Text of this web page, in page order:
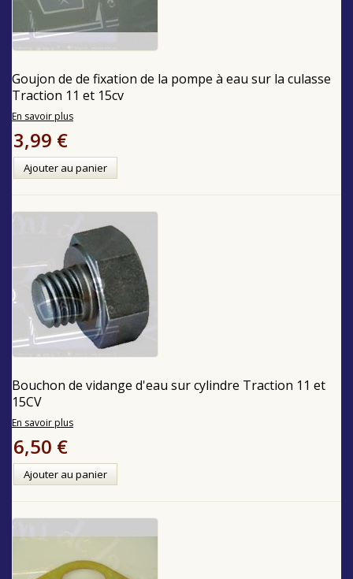
Goujon de de fixation de la pompe à eau sur la culasse
Traction 11 et 15cv
En savoir plus
3,99 €
Ajouter au panier
Bouchon de vidange d'eau sur cylindre Traction 11 et
15CV
En savoir plus
6,50 €
Ajouter au panier